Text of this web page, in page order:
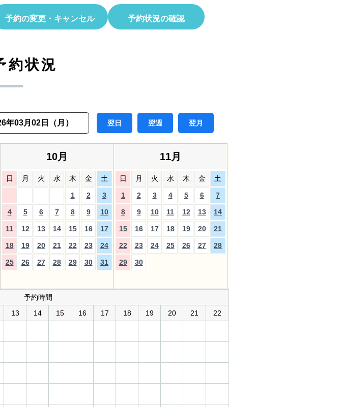
予約の変更・キャンセル 予約状況の確認
約状況
年03月02日（月） 翌日 翌週 翌月
10月
日 月 火 水 木 金 土
1 2 3
4 5 6 7 8 9 10
11 12 13 14 15 16 17
18 19 20 21 22 23 24
25 26 27 28 29 30 31
11月
日 月 火 水 木 金 土
1 2 3 4 5 6 7
8 9 10 11 12 13 14
15 16 17 18 19 20 21
22 23 24 25 26 27 28
29 30
予約時間
13 14 15 16 17 18 19 20 21 22